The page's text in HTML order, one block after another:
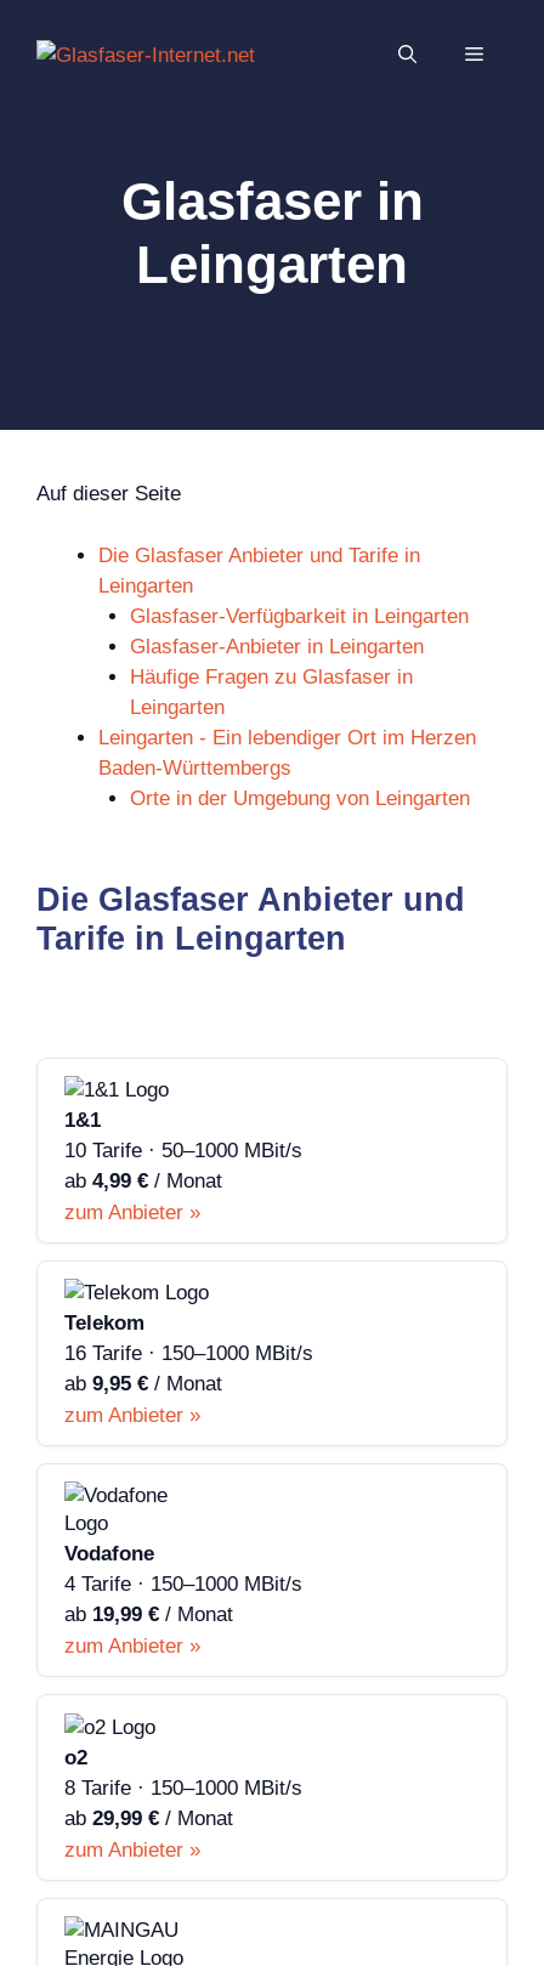
Inhalt
MENÜ
Glasfaser in
Leingarten
Auf dieser Seite
Die Glasfaser Anbieter und Tarife in
Leingarten
Glasfaser-Verfügbarkeit in Leingarten
Glasfaser-Anbieter in Leingarten
Häufige Fragen zu Glasfaser in
Leingarten
Leingarten - Ein lebendiger Ort im Herzen
Baden-Württembergs
Orte in der Umgebung von Leingarten
Die Glasfaser Anbieter und
Tarife in Leingarten
1&1
10 Tarife · 50–1000 MBit/s
ab 4,99 € / Monat
zum Anbieter »
Telekom
16 Tarife · 150–1000 MBit/s
ab 9,95 € / Monat
zum Anbieter »
Vodafone
4 Tarife · 150–1000 MBit/s
ab 19,99 € / Monat
zum Anbieter »
o2
8 Tarife · 150–1000 MBit/s
ab 29,99 € / Monat
zum Anbieter »